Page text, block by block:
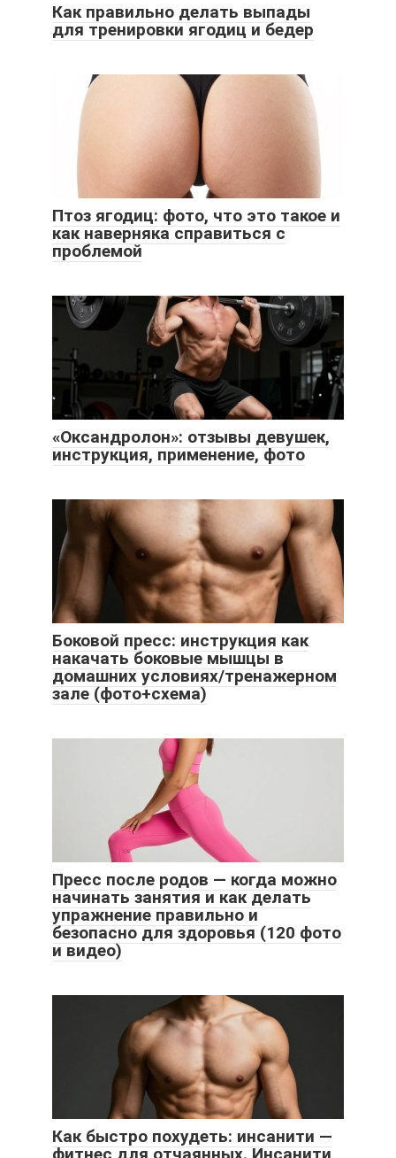
Как правильно делать выпады
для тренировки ягодиц и бедер
Птоз ягодиц: фото, что это такое и
как наверняка справиться с
проблемой
«Оксандролон»: отзывы девушек,
инструкция, применение, фото
Боковой пресс: инструкция как
накачать боковые мышцы в
домашних условиях/тренажерном
зале (фото+схема)
Пресс после родов — когда можно
начинать занятия и как делать
упражнение правильно и
безопасно для здоровья (120 фото
и видео)
Как быстро похудеть: инсанити —
фитнес для отчаянных. Инсанити